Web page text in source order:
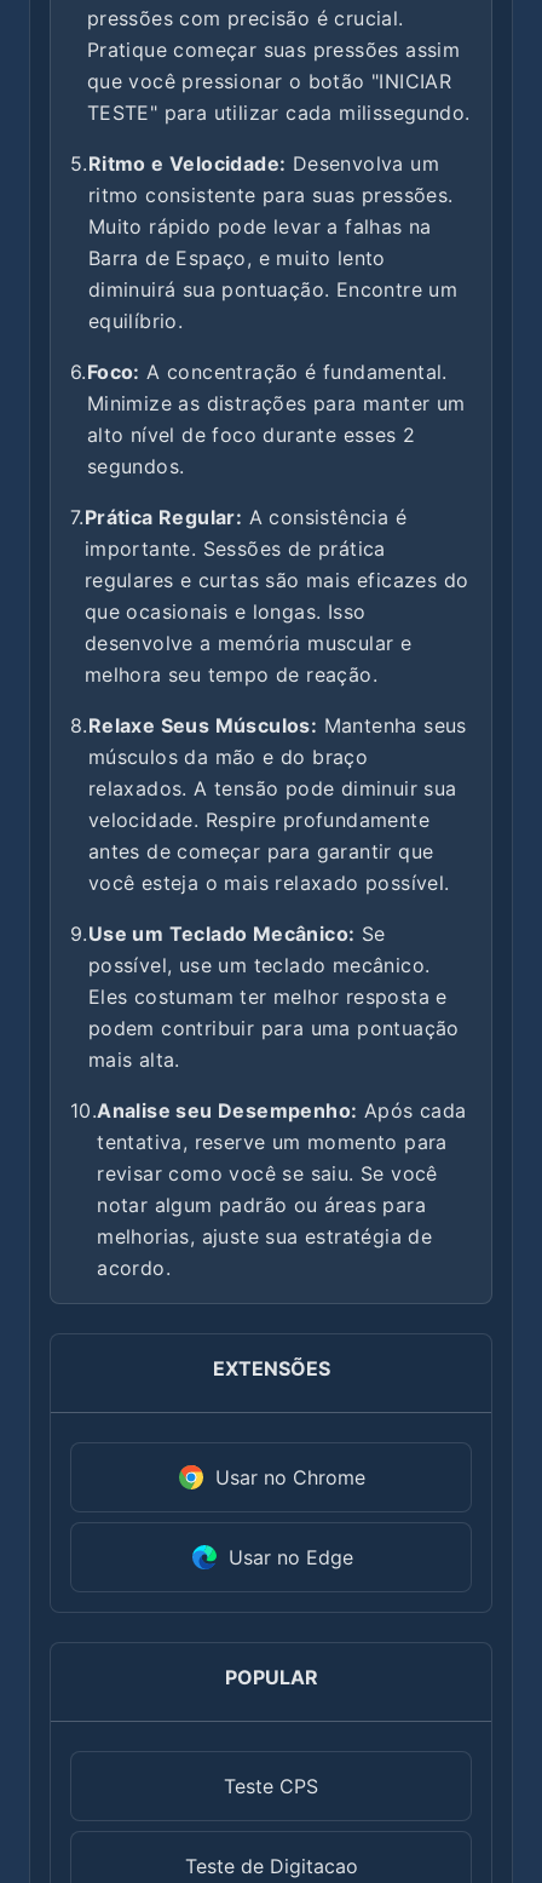
pressões com precisão é crucial.
Pratique começar suas pressões assim
que você pressionar o botão "INICIAR
TESTE" para utilizar cada milissegundo.
5.Ritmo e Velocidade: Desenvolva um
ritmo consistente para suas pressões.
Muito rápido pode levar a falhas na
Barra de Espaço, e muito lento
diminuirá sua pontuação. Encontre um
equilíbrio.
6.Foco: A concentração é fundamental.
Minimize as distrações para manter um
alto nível de foco durante esses 2
segundos.
7.Prática Regular: A consistência é
importante. Sessões de prática
regulares e curtas são mais eficazes do
que ocasionais e longas. Isso
desenvolve a memória muscular e
melhora seu tempo de reação.
8.Relaxe Seus Músculos: Mantenha seus
músculos da mão e do braço
relaxados. A tensão pode diminuir sua
velocidade. Respire profundamente
antes de começar para garantir que
você esteja o mais relaxado possível.
9.Use um Teclado Mecânico: Se
possível, use um teclado mecânico.
Eles costumam ter melhor resposta e
podem contribuir para uma pontuação
mais alta.
10.Analise seu Desempenho: Após cada
tentativa, reserve um momento para
revisar como você se saiu. Se você
notar algum padrão ou áreas para
melhorias, ajuste sua estratégia de
acordo.
EXTENSÕES
Usar no Chrome
Usar no Edge
POPULAR
Teste CPS
Teste de Digitacao